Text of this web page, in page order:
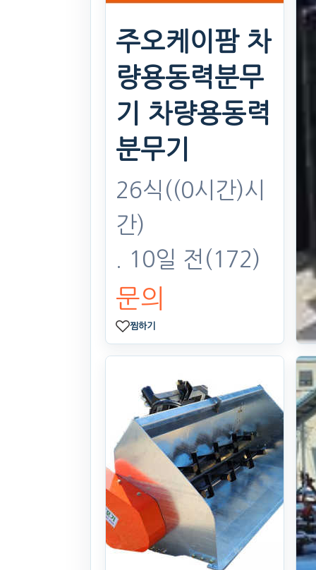
주오케이팜 차
량용동력분무
기 차량용동력
분무기
26식((0시간)시
간)
. 10일 전 (172)
문의
찜하기
.